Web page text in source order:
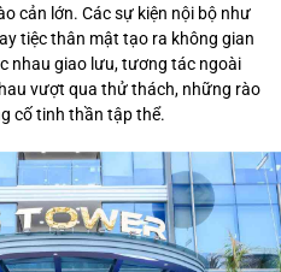
cản lớn. Các sự kiện nội bộ như
tiệc thân mật tạo ra không gian
nhau giao lưu, tương tác ngoài
vượt qua thử thách, những rào
cố tinh thần tập thể.